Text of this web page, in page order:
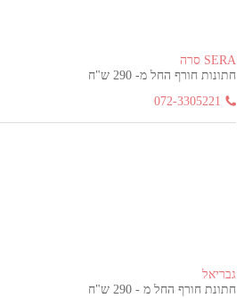
SERA סרה
חתונות חורף החל מ- 290 ש"ח
072-3305221
גבריאל
חתונת חורף החל מ - 290 ש"ח